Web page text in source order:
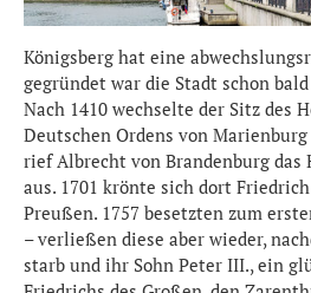
Königsberg hat eine
gegründet war die Stadt schon
Nach 1410 wechselte der Sitz des
Deutschen Ordens von Marienburg
rief Albrecht von Brandenburg das
aus. 1701 krönte sich dort
Preußen. 1757 besetzten zum
– verließen diese aber wieder,
starb und ihr Sohn Peter III., ein